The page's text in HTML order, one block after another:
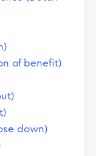
of benefit)
down)